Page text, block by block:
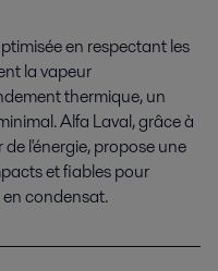
en respectant les
la vapeur
thermique, un
Alfa Laval, grâce à
l'énergie, propose une
et fiables pour
condensat.